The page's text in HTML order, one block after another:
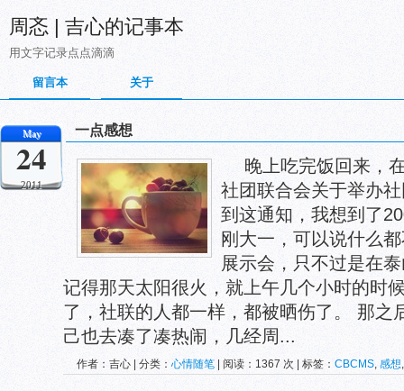
周忞 | 吉心的记事本
用文字记录点点滴滴
留言本 关于
May
24
2011
一点感想
晚上吃完饭回来，
社团联合会关于举办
到这通知，我想到了
刚大一，可以说什么
展示会，只不过是在
记得那天太阳很火，就上午几个小时的时
了，社联的人都一样，都被晒伤了。 那之
己也去凑了凑热闹，几经周...
作者：吉心 | 分类： 心情随笔 | 阅读：1367 次 | 标签： CBCMS, 感想